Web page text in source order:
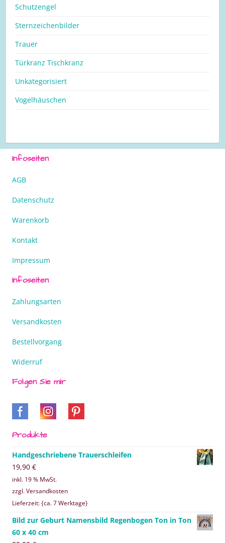
Schutzengel
Sternzeichenbilder
Trauer
Türkranz Tischkranz
Unkategorisiert
Vogelhäuschen
Infoseiten
AGB
Datenschutz
Warenkorb
Kontakt
Impressum
Infoseiten
Zahlungsarten
Versandkosten
Bestellvorgang
Widerruf
Folgen Sie mir
Produkte
Handgeschriebene Trauerschleifen
19,90 €
inkl. 19 % MwSt.
zzgl. Versandkosten
Lieferzeit: {ca. 7 Werktage}
Bild zur Geburt Namensbild Regenbogen Ton in Ton
60 x 40 cm